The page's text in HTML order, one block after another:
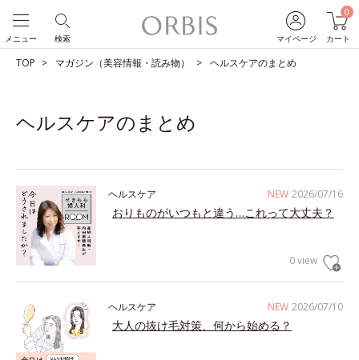
マイページ
0
カート
検索
メニュー
TOP マガジン（美容情報・読み物） ヘルスケアのまとめ
ヘルスケアのまとめ
NEW 2026/07/16
ヘルスケア
おりものがいつもと違う…これって大丈夫？
0 view
NEW 2026/07/10
ヘルスケア
大人の抜け毛対策、何から始める？